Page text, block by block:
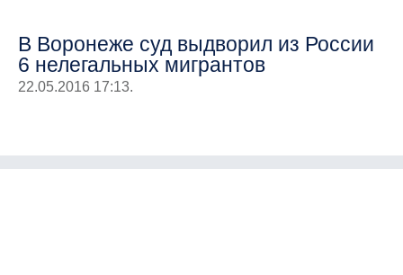
В Воронеже суд выдворил из России
6 нелегальных мигрантов
22.05.2016 17:13.